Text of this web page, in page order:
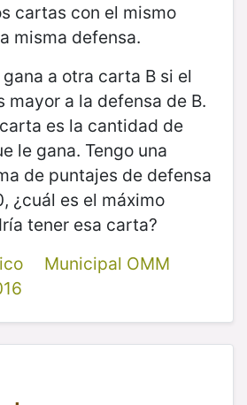
cartas con el mismo
misma defensa.
a otra carta B si el
mayor a la defensa de B.
es la cantidad de
le gana. Tengo una
de puntajes de defensa
¿cuál es el máximo
tener esa carta?
Municipal OMM